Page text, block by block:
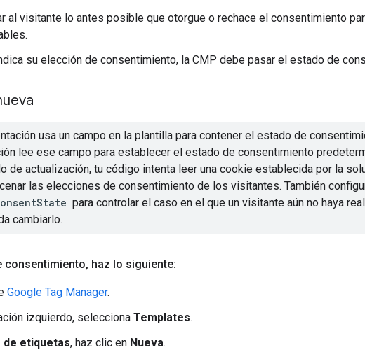
al visitante lo antes posible que otorgue o rechace el consentimiento
su elección de consentimiento, la CMP debe pasar el estado de
usa un campo en la plantilla para contener el estado de
lee ese campo para establecer el estado de consentimiento
de actualización, tu código intenta leer una cookie establecida por la
las elecciones de consentimiento de los visitantes. También
para controlar el caso en el que un visitante aún no haya
cambiarlo.
consentimiento, haz lo siguiente:
Google Tag Manager.
izquierdo, selecciona Templates.
de etiquetas, haz clic en Nueva.